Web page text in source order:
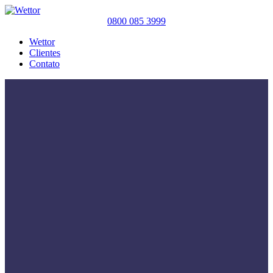
0800 085 3999
Wettor
Clientes
Contato